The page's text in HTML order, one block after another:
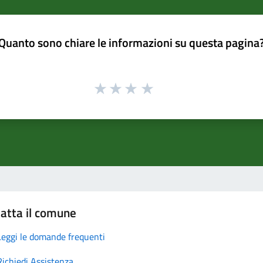
sono chiare le informazioni su questa
il comune
le domande frequenti